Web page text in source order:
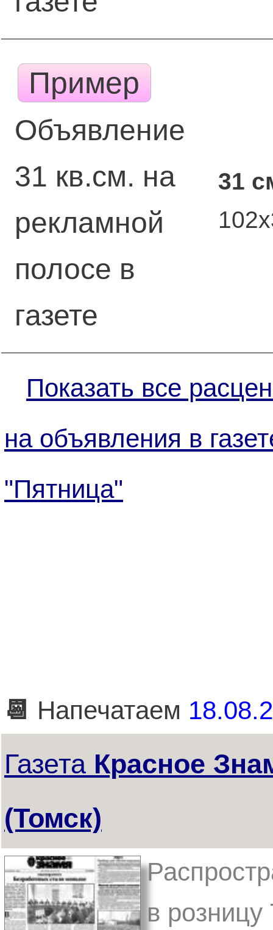
Пример
Объявление
31 кв.см. на
рекламной
полосе в
газете
31
Показать все
на объявления в
"Пятница"
📆 Напечатаем
Газета Красное
(Томск)
в